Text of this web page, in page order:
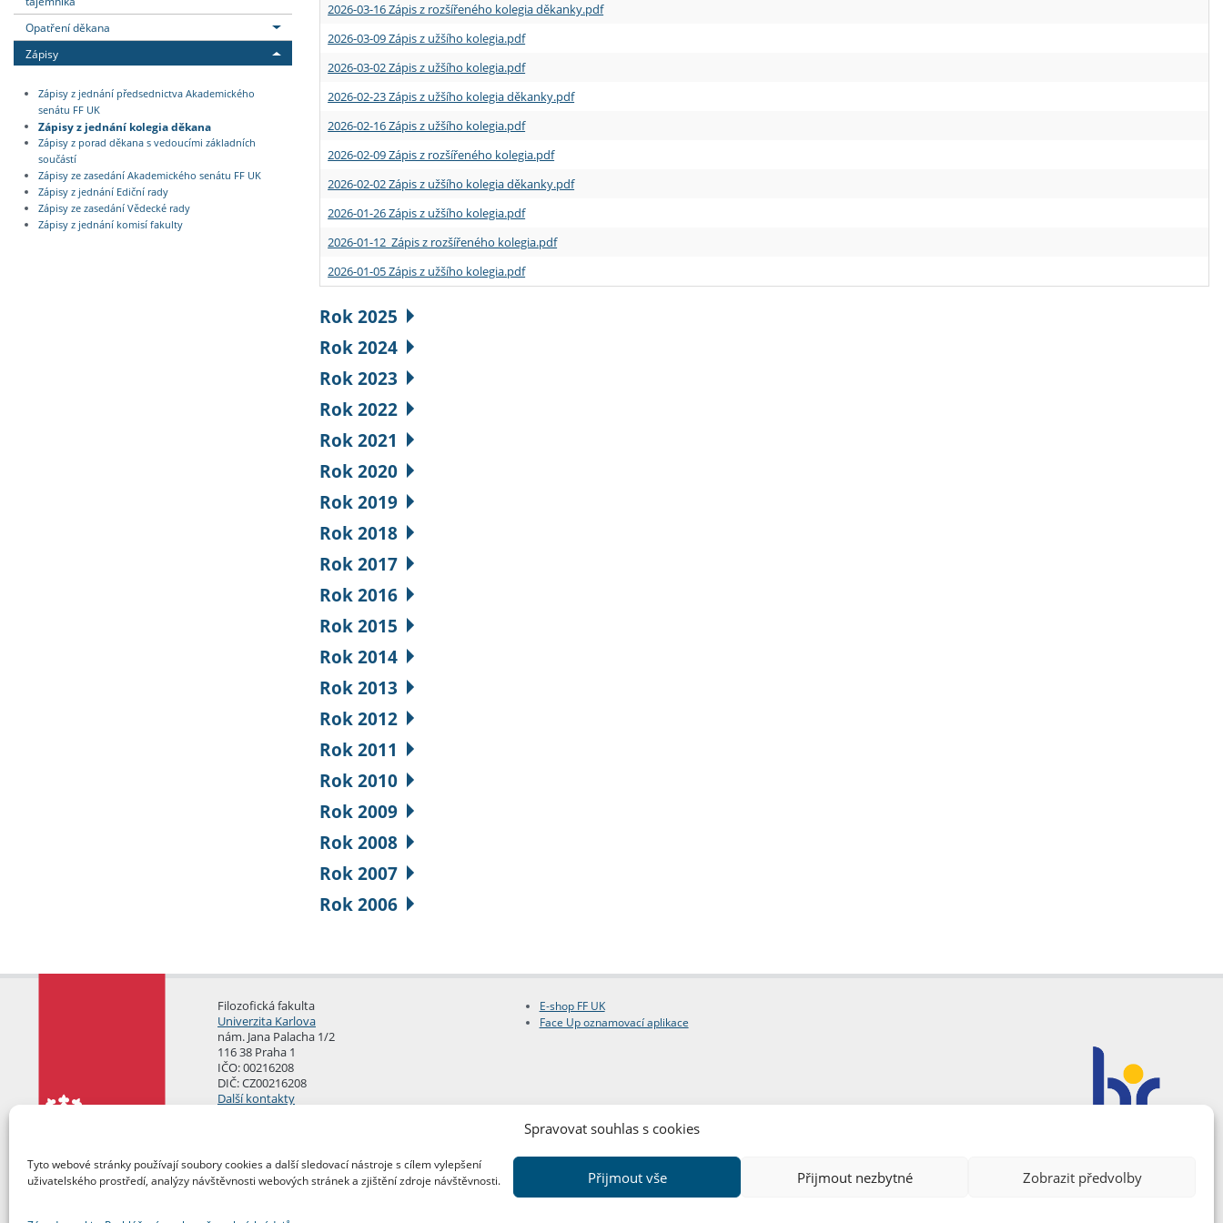
Spravovat souhlas s cookies
Tyto webové stránky používají soubory cookies a další sledovací nástroje s cílem vylepšení
uživatelského prostředí, analýzy návštěvnosti webových stránek a zjištění zdroje návštěvnosti.
Přijmout vše Přijmout nezbytné Zobrazit předvolby
Opatření děkana
Zápisy
Zápisy z jednání předsednictva Akademického
senátu FF UK
Zápisy z jednání kolegia děkana
Zápisy z porad děkana s vedoucími základních
součástí
Zápisy ze zasedání Akademického senátu FF UK
Zápisy z jednání Ediční rady
Zápisy ze zasedání Vědecké rady
Zápisy z jednání komisí fakulty
2026-03-16 Zápis z rozšířeného kolegia děkanky.pdf
2026-03-09 Zápis z užšího kolegia.pdf
2026-03-02 Zápis z užšího kolegia.pdf
2026-02-23 Zápis z užšího kolegia děkanky.pdf
2026-02-16 Zápis z užšího kolegia.pdf
2026-02-09 Zápis z rozšířeného kolegia.pdf
2026-02-02 Zápis z užšího kolegia děkanky.pdf
2026-01-26 Zápis z užšího kolegia.pdf
2026-01-12 Zápis z rozšířeného kolegia.pdf
2026-01-05 Zápis z užšího kolegia.pdf
Rok 2025
Rok 2024
Rok 2023
Rok 2022
Rok 2021
Rok 2020
Rok 2019
Rok 2018
Rok 2017
Rok 2016
Rok 2015
Rok 2014
Rok 2013
Rok 2012
Rok 2011
Rok 2010
Rok 2009
Rok 2008
Rok 2007
Rok 2006
Filozofická fakulta
Univerzita Karlova
nám. Jana Palacha 1/2
116 38 Praha 1
IČO: 00216208
DIČ: CZ00216208
Další kontakty
E-shop FF UK
Face Up oznamovací aplikace